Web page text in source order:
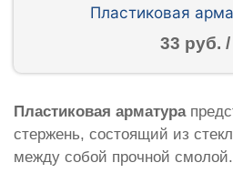
Пластиковая
33 руб.
Пластиковая арматура
стержень, состоящий из
между собой прочной